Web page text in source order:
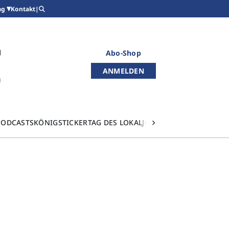
Kontakt|
Abo-Shop
ANMELDEN
KÖNIGSTICKERTAG DES LOKALJOURNALISMUS